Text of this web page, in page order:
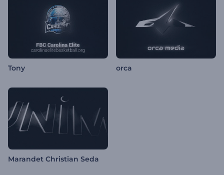
Tony orca
Marandet Christian Seda